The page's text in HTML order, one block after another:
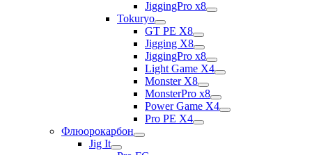
JiggingPro x8
Tokuryo
GT PE X8
Jigging X8
JiggingPro x8
Light Game X4
Monster X8
MonsterPro x8
Power Game X4
Pro PE X4
Флюорокарбон
Jig It